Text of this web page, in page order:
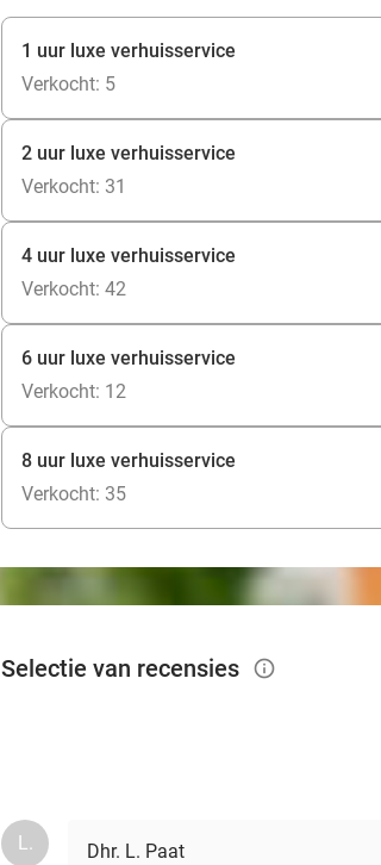
1 uur luxe verhuisservice
Verkocht: 5
2 uur luxe verhuisservice
Verkocht: 31
4 uur luxe verhuisservice
Verkocht: 42
6 uur luxe verhuisservice
Verkocht: 12
8 uur luxe verhuisservice
Verkocht: 35
Selectie van recensies info_outlined
L. Dhr. L. Paat